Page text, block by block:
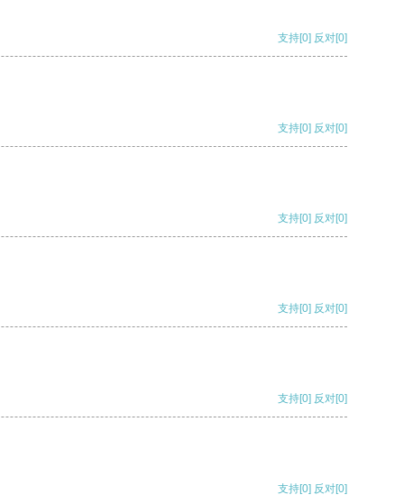
支持[0] 反对[0]
支持[0] 反对[0]
支持[0] 反对[0]
支持[0] 反对[0]
支持[0] 反对[0]
支持[0] 反对[0]